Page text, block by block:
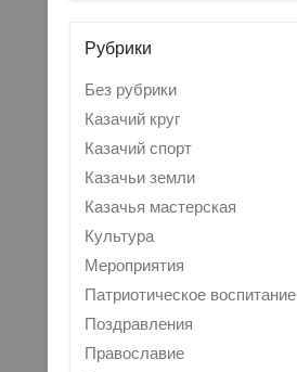
Рубрики
Без рубрики
Казачий круг
Казачий спорт
Казачьи земли
Казачья мастерская
Культура
Мероприятия
Патриотическое воспитание
Поздравления
Православие